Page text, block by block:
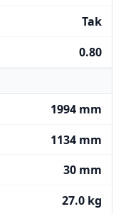
Tak
0.80
1994 mm
1134 mm
30 mm
27.0 kg